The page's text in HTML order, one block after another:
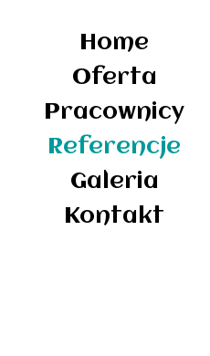
Home
Oferta
Pracownicy
Referencje
Galeria
Kontakt